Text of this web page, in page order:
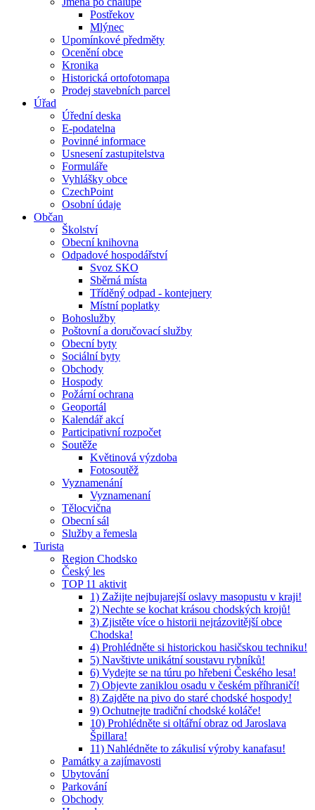
Postřekov
Mlýnec
Upomínkové předměty
Ocenění obce
Kronika
Historická ortofotomapa
Prodej stavebních parcel
Úřad
Úřední deska
E-podatelna
Povinné informace
Usnesení zastupitelstva
Formuláře
Vyhlášky obce
CzechPoint
Osobní údaje
Občan
Školství
Obecní knihovna
Odpadové hospodářství
Svoz SKO
Sběrná místa
Tříděný odpad - kontejnery
Místní poplatky
Bohoslužby
Poštovní a doručovací služby
Obecní byty
Sociální byty
Obchody
Hospody
Požární ochrana
Geoportál
Kalendář akcí
Participativní rozpočet
Soutěže
Květinová výzdoba
Fotosoutěž
Vyznamenání
Vyznamenaní
Tělocvična
Obecní sál
Služby a řemesla
Turista
Region Chodsko
Český les
TOP 11 aktivit
1) Zažijte nejbujarejší oslavy masopustu v kraji!
2) Nechte se kochat krásou chodských krojů!
3) Zjistěte více o historii nejrázovitější obce
Chodska!
4) Prohlédněte si historickou hasičskou techniku!
5) Navštivte unikátní soustavu rybníků!
6) Vydejte se na túru po hřebeni Českého lesa!
7) Objevte zaniklou osadu v českém příhraničí!
8) Zajděte na pivo do staré chodské hospody!
9) Ochutnejte tradiční chodské koláče!
10) Prohlédněte si oltářní obraz od Jaroslava
Špillara!
11) Nahlédněte to zákulisí výroby kanafasu!
Památky a zajímavosti
Ubytování
Parkování
Obchody